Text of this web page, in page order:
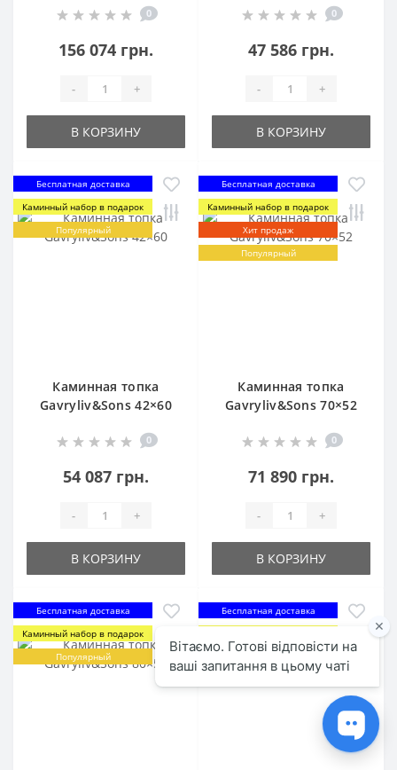
0
156 074 грн.
- +
В КОРЗИНУ
0
47 586 грн.
- +
В КОРЗИНУ
Бесплатная доставка
Каминный набор в подарок
Популярный
Каминная топка
Gavryliv&Sons 42×60
0
54 087 грн.
- +
В КОРЗИНУ
Бесплатная доставка
Каминный набор в подарок
Хит продаж
Популярный
Каминная топка
Gavryliv&Sons 70×52
0
71 890 грн.
- +
В КОРЗИНУ
Бесплатная доставка
Каминный набор в подарок
Популярный
Бесплатная доставка
Популярный